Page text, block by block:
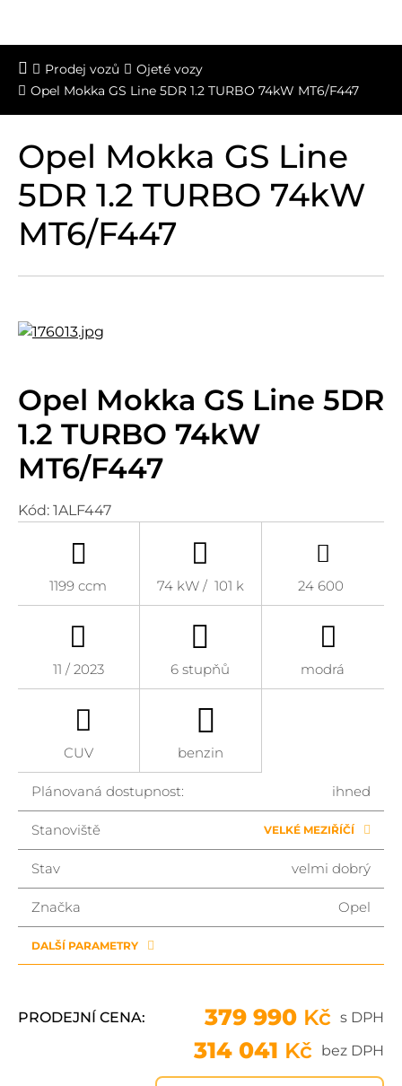
Prodej vozů
Ojeté vozy
Opel Mokka GS Line 5DR 1.2 TURBO 74kW MT6/F447
Opel Mokka GS Line
5DR 1.2 TURBO 74kW
MT6/F447
Opel Mokka GS Line 5DR
1.2 TURBO 74kW
MT6/F447
Kód: 1ALF447
1199 ccm 74 kW / 101 k 24 600
11 / 2023 6 stupňů modrá
CUV benzin
Plánovaná dostupnost: ihned
Stanoviště VELKÉ MEZIŘÍČÍ
Stav velmi dobrý
Značka Opel
DALŠÍ PARAMETRY
PRODEJNÍ CENA: 379 990 Kč s DPH
314 041 Kč bez DPH